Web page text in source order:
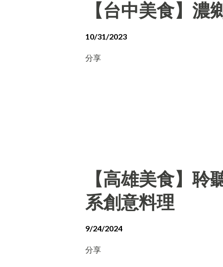
【台中美食】濃
10/31/2023
分享
【高雄美食】
系創意料理
9/24/2024
分享